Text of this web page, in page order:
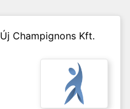
Új Champignons Kft.